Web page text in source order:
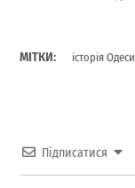
МІТКИ: історія Одеси
Підписатися